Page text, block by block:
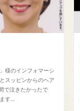
様のインフォマーシ
スッピンからのヘア
で泣きたかったで
す…